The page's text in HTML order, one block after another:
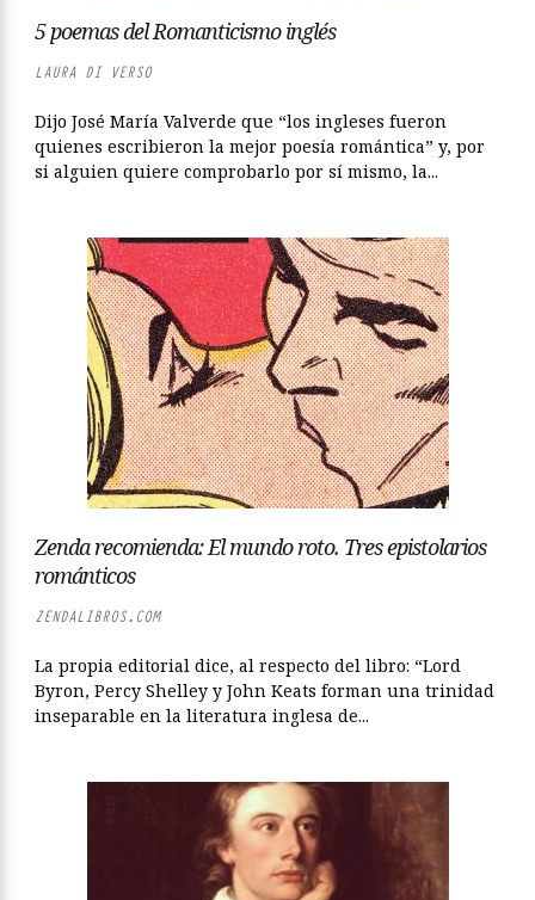
5 poemas del Romanticismo inglés
LAURA DI VERSO
Dijo José María Valverde que “los ingleses fueron
quienes escribieron la mejor poesía romántica” y, por
si alguien quiere comprobarlo por sí mismo, la...
Zenda recomienda: El mundo roto. Tres epistolarios
románticos
ZENDALIBROS.COM
La propia editorial dice, al respecto del libro: “Lord
Byron, Percy Shelley y John Keats forman una trinidad
inseparable en la literatura inglesa de...